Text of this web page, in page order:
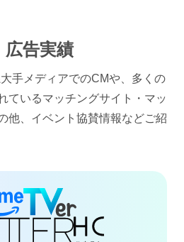
広告実績
手メディアでのCMや、多くの
ているマッチングサイト・マッ
他、イベント協賛情報などご紹